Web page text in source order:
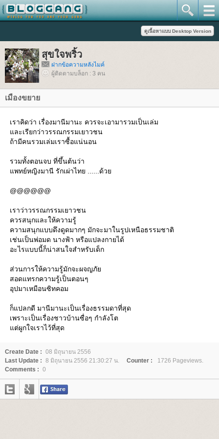
สุขใจพริ้ว
ฝากข้อความหลังไมค์
ผู้ติดตามบล็อก : 3 คน
เมืองขยา
เราคิดว่า เรื่องมานีมานะ ควรจะเอามารวมเป็นเล่ม
ละเรียกว่าวรรณกรรมเยาวชน
ถ้ามีคนรวมเล่มเราซื้อแน่นอน
รวมทั้งตอนจบ ที่ขึ้นต้นว่า
พทย์หญิงมานี รักเผ่าไทย ......ด้ว
@@@@@@
เราว่าวรรณกรรมเยาวชน
ควรสนุกและให้ความรู้
ความสนุกแบบดึงดูดมากๆ มักจะมาในรูปเหนือธรรมชาติ
เช่นเป็นพ่อมด นางฟ้า หรือแปลงกายได้
อะไรแบบนี้ก็น่าสนใจสำหรับเด็ก
ส่วนการให้ความรู้มักจะผจญภั
สอดแทรกความรู้เป็นตอนๆ
อุปมาเหมือนซิทคอม
ก็แปลกดี มานีมานะเป็นเรื่องธรรมดาที่สุด
เพราะเป็นเรื่องชาวบ้านซื่อๆ กำลังโต
ต่ผูกใจเราไว้ที่สุด
Create Date : 08 มิถุนายน 2556
Last Update : 8 มิถุนายน 2556 21:30:27 น. Counter :
1726 Pageviews.
Comments : 0